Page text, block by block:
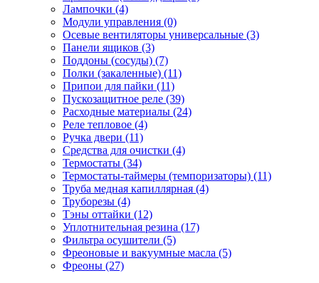
Лампочки (4)
Модули управления (0)
Осевые вентиляторы универсальные (3)
Панели ящиков (3)
Поддоны (сосуды) (7)
Полки (закаленные) (11)
Припои для пайки (11)
Пускозащитное реле (39)
Расходные материалы (24)
Реле тепловое (4)
Ручка двери (11)
Средства для очистки (4)
Термостаты (34)
Термостаты-таймеры (темпоризаторы) (11)
Труба медная капиллярная (4)
Труборезы (4)
Тэны оттайки (12)
Уплотнительная резина (17)
Фильтра осушители (5)
Фреоновые и вакуумные масла (5)
Фреоны (27)